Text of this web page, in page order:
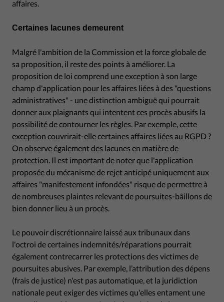
affaires.
Certaines lacunes demeurent
Malgré l'ambition de la Commission et la force globale de
sa proposition, il reste des points à améliorer. La
proposition de loi comprend une exception à son large
champ d'application pour les affaires liées à des "questions
administratives" - une distinction ambiguë qui pourrait
donner aux plaignants qui intentent ces procès abusifs la
possibilité de contourner les règles. Par exemple, cette
exception couvrirait-elle certaines affaires liées au RGPD ?
On observe également des lacunes en matière de
protection. Il est important de noter que l'application
proposée du mécanisme de rejet anticipé uniquement aux
affaires "manifestement infondées" risque de permettre à
de nombreuses plaintes relevant de poursuites-bâillons de
bien donner lieu à un procès.
Le pouvoir discrétionnaire laissé aux tribunaux dans
l'octroi de certaines indemnités/réparations pourrait
également contrecarrer les protections des victimes de
poursuites abusives. Par exemple, l’attribution des dépens
(frais de justice) n'est pas automatique, et la juridiction
nationale peut exiger des victimes qu'elles entament une